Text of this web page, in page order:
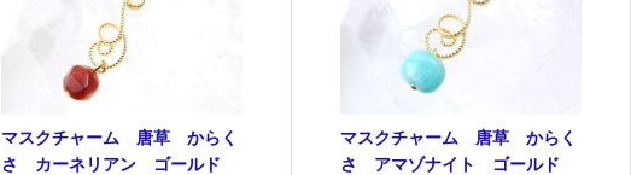
マスクチャーム 唐草 からく
さ カーネリアン ゴールド
マスクチャーム 唐草 からく
さ アマゾナイト ゴールド